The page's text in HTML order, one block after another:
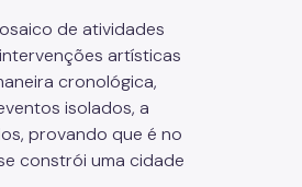
de atividades
artísticas
cronológica,
isolados, a
provando que é no
constrói uma cidade